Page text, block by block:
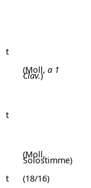
t
(Moll, a 1
Clav.)
t
(Moll,
Solostimme)
t
(18/16)